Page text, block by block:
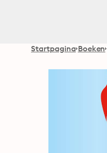
Startpagina Boeken